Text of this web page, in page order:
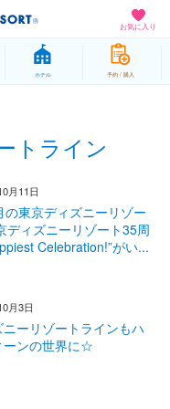
お気に入り
ホテル 予約 / 購入
トライン
月11日
の東京ディズニーリゾー
ディズニーリゾート35周
Celebration!”がい...
月3日
ーリゾートラインもハ
ーンの世界に☆